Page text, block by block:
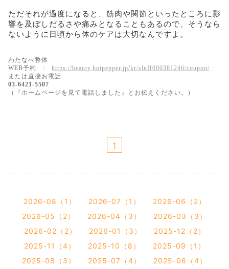
ただそれが過度になると、筋肉や関節といったところに影
響を及ぼしだるさや痛みとなることもあるので、そうなら
ないように日頃から体のケアは大切なんですよ。
わたなべ整体
WEB予約 : https://beauty.hotpepper.jp/kr/slnH000381246/coupon/
または直接お電話
03-6421-5507
（『ホームページを見て電話しました』とお伝えください。）
1
2026-08（1） 2026-07（1）
2026-06（2）
2026-05（2）
2026-04（3）
2026-03（3）
2026-02（2）
2026-01（3）
2025-12（2）
2025-11（4）
2025-10（8）
2025-09（1）
2025-08（3）
2025-07（4）
2025-06（4）